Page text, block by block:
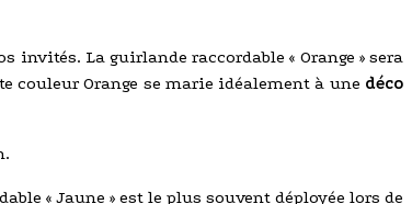
La guirlande raccordable « Orange » sera
couleur Orange se marie idéalement à une déco
« Jaune » est le plus souvent déployée lors de